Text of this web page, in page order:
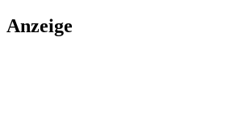
Anzeige